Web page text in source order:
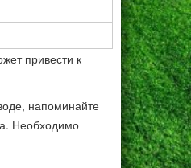
привести к
напоминайте
Необходимо